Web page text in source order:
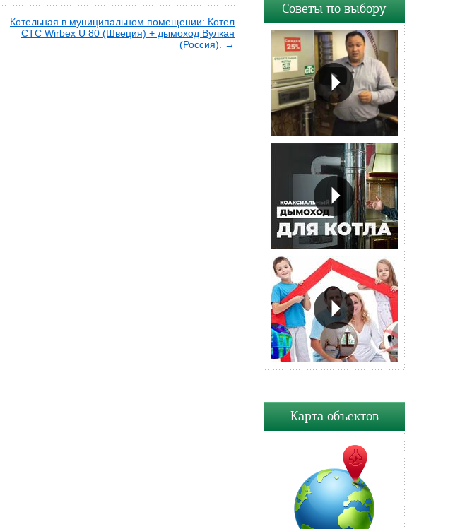
Котельная в муниципальном помещении: Котел
CTC Wirbex U 80 (Швеция) + дымоход Вулкан
(Россия). →
Советы по выбору
Карта объектов